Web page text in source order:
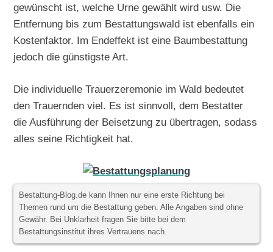
gewünscht ist, welche Urne gewählt wird usw. Die
Entfernung bis zum Bestattungswald ist ebenfalls ein
Kostenfaktor. Im Endeffekt ist eine Baumbestattung
jedoch die günstigste Art.
Die individuelle Trauerzeremonie im Wald bedeutet
den Trauernden viel. Es ist sinnvoll, dem Bestatter
die Ausführung der Beisetzung zu übertragen, sodass
alles seine Richtigkeit hat.
Bestattung-Blog.de kann Ihnen nur eine erste Richtung bei
Themen rund um die Bestattung geben. Alle Angaben sind ohne
Gewähr. Bei Unklarheit fragen Sie bitte bei dem
Bestattungsinstitut ihres Vertrauens nach.